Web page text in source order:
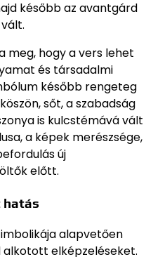
később az avantgárd
meg, hogy a vers lehet
és társadalmi
később rengeteg
sőt, a szabadság
is kulcstémává vált
a képek merészsége,
új
előtt.
hatás
alapvetően
elképzeléseket.